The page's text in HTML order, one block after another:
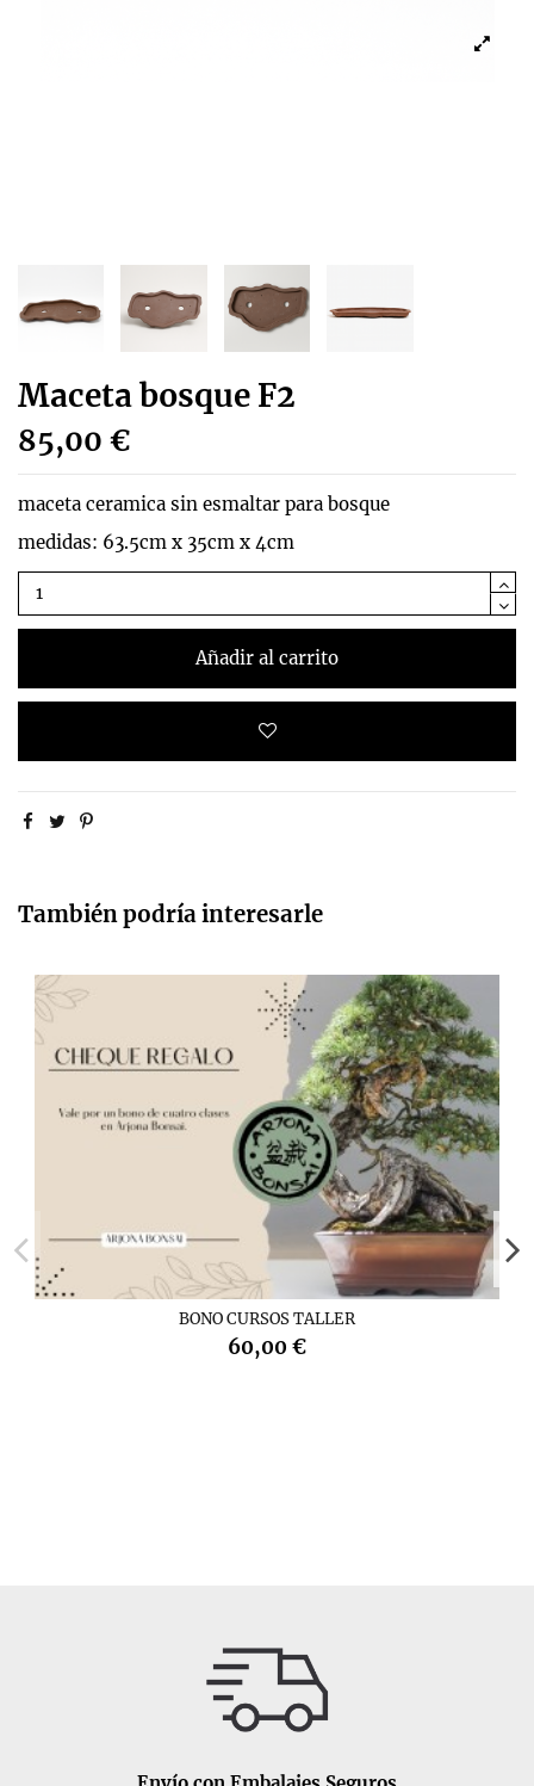
Maceta bosque F2
85,00 €
maceta ceramica sin esmaltar para bosque
medidas: 63.5cm x 35cm x 4cm
Añadir al carrito
También podría interesarle
BONO CURSOS TALLER
60,00 €